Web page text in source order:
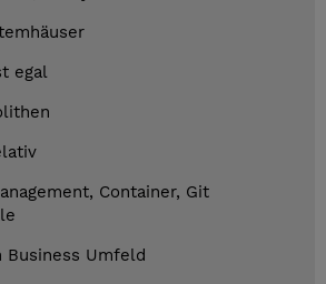
egal
Container, Git
Business Umfeld